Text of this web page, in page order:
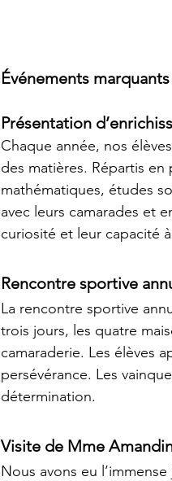
Événements
Présentation
Chaque année, nos
des matières. Répartis
mathématiques, études
avec leurs camarades et
curiosité et leur capacité
Rencontre sportive
La rencontre sportive
trois jours, les quatre
camaraderie. Les élèves
persévérance. Les
détermination.
Visite de Mme
Nous avons eu